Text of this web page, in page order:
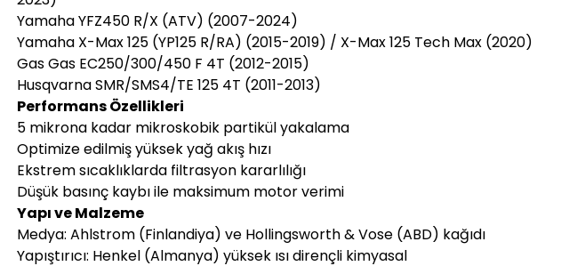
Yamaha YFZ450 R/X (ATV) (2007-2024)
Yamaha X-Max 125 (YP125 R/RA) (2015-2019) / X-Max 125 Tech Max (2020)
Gas Gas EC250/300/450 F 4T (2012-2015)
Husqvarna SMR/SMS4/TE 125 4T (2011-2013)
Performans Özellikleri
5 mikrona kadar mikroskobik partikül yakalama
Optimize edilmiş yüksek yağ akış hızı
Ekstrem sıcaklıklarda filtrasyon kararlılığı
Düşük basınç kaybı ile maksimum motor verimi
Yapı ve Malzeme
Medya: Ahlstrom (Finlandiya) ve Hollingsworth & Vose (ABD) kağıdı
Yapıştırıcı: Henkel (Almanya) yüksek ısı dirençli kimyasal